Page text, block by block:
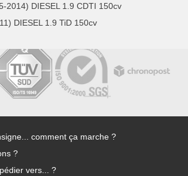
2014) DIESEL 1.9 CDTI 150cv
DIESEL 1.9 TiD 150cv
comment ça marche ?
?
vers... ?